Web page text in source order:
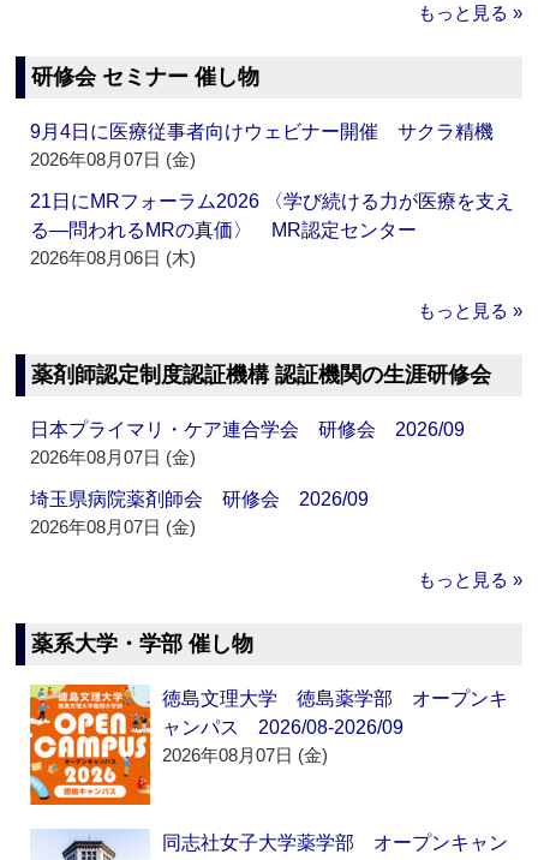
もっと見る »
研修会 セミナー 催し物
9月4日に医療従事者向けウェビナー開催 サクラ精機
2026年08月07日 (金)
21日にMRフォーラム2026 〈学び続ける力が医療を支え
る―問われるMRの真価〉 MR認定センター
2026年08月06日 (木)
もっと見る »
薬剤師認定制度認証機構 認証機関の生涯研修会
日本プライマリ・ケア連合学会 研修会 2026/09
2026年08月07日 (金)
埼玉県病院薬剤師会 研修会 2026/09
2026年08月07日 (金)
もっと見る »
薬系大学・学部 催し物
徳島文理大学 徳島薬学部 オープンキ
ャンパス 2026/08-2026/09
2026年08月07日 (金)
同志社女子大学薬学部 オープンキャン